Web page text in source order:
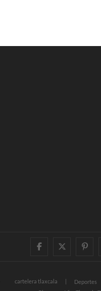
facebook
cartelera tlaxcala Deportes